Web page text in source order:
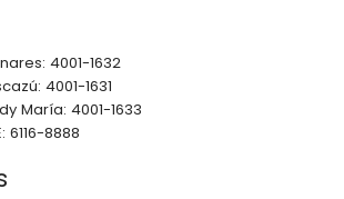
4001-1632
4001-1631
María: 4001-1633
6116-8888